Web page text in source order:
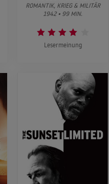
ROMANTIK, KRIEG & MILITÄR
1942 • 99 MIN.
Lesermeinung